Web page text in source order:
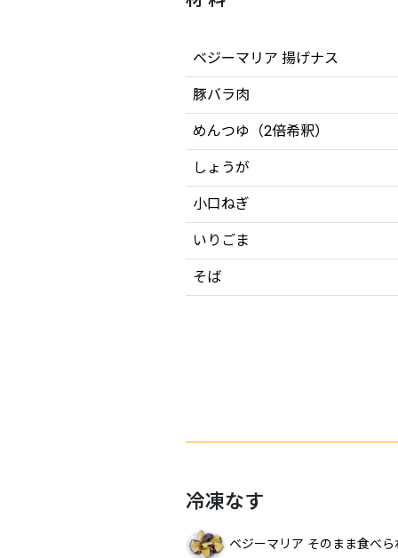
ベジーマリア 揚げナス
豚バラ肉
めんつゆ（2倍希釈）
しょうが
小口ねぎ
いりごま
そば
冷凍なす
ベジーマリア そのまま食べ